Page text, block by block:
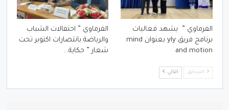
الفرماوي ” يشهد فعاليات
برنامج فريق yly بعنوان mind
and motion
الفرماوي ” احتفالات الشباب
والرياضة بانتصارات اكتوبر تحت
شعار ” حكاية…
السابق التالي